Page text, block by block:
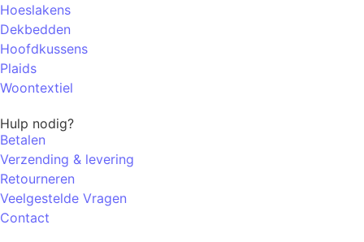
Hoeslakens
Dekbedden
Hoofdkussens
Plaids
Woontextiel
Hulp nodig?
Betalen
Verzending & levering
Retourneren
Veelgestelde Vragen
Contact